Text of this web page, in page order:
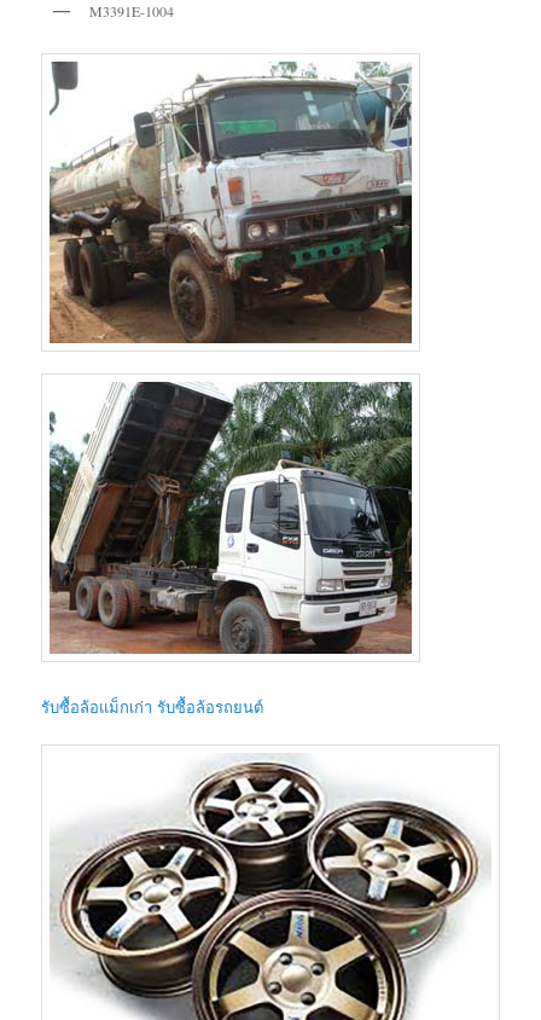
M3391E-1004
รับซื้อล้อแม็กเก่า รับซื้อล้อรถยนต์